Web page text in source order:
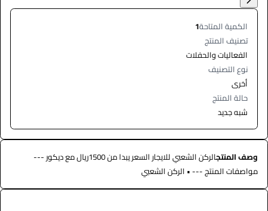
الكمية المتاحة1
تصنيف المنتج
الفعاليات والحفلات
نوع التصنيف
أخرى
حالة المنتج
شبه جديد
وصف المنتج
الركن الشعبي للايجار السعر يبدا من 1500ريال مع ديكور ---
مواصفات المنتج --- • الركن الشعبي